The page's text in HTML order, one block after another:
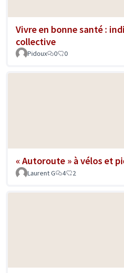
Vivre en bonne santé :
collective
Pidoux 0 0
« Autoroute » à vélos et
Laurent G
4 2